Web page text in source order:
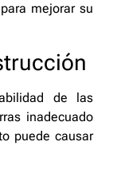
mejorar su
de las
inadecuado
puede causar